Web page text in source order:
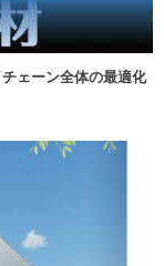
ェーン全体の最適化